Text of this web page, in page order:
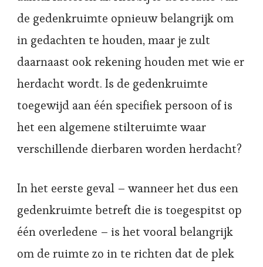
de gedenkruimte opnieuw belangrijk om
in gedachten te houden, maar je zult
daarnaast ook rekening houden met wie er
herdacht wordt. Is de gedenkruimte
toegewijd aan één specifiek persoon of is
het een algemene stilteruimte waar
verschillende dierbaren worden herdacht?
In het eerste geval – wanneer het dus een
gedenkruimte betreft die is toegespitst op
één overledene – is het vooral belangrijk
om de ruimte zo in te richten dat de plek